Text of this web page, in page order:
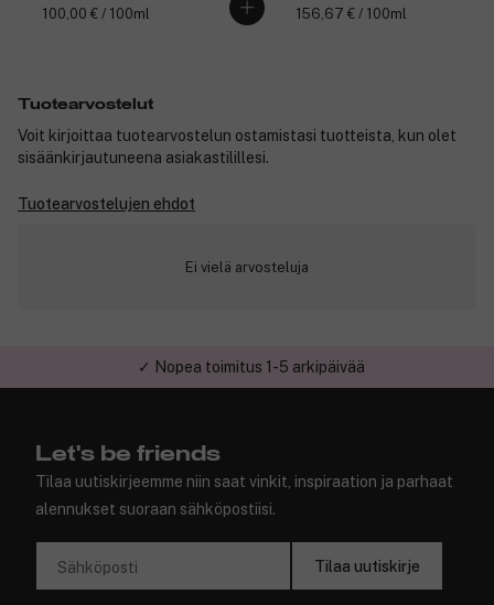
100,00 € / 100ml 156,67 € / 100ml
Tuotearvostelut
Voit kirjoittaa tuotearvostelun ostamistasi tuotteista, kun olet
sisäänkirjautuneena asiakastilillesi.
Tuotearvostelujen ehdot
Ei vielä arvosteluja
✓ Turvallinen verkkokauppa
Let's be friends
Tilaa uutiskirjeemme niin saat vinkit, inspiraation ja parhaat
alennukset suoraan sähköpostiisi.
Sähköposti Tilaa uutiskirje